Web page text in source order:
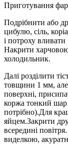
Приготування
Подрібнити або
цибулю, сіль,
і потроху
Накрити
холодильник.
Далі розділити
товщини 1 мм, але
поверхні,
коржа тонкий
потрібно).Для
яйцем.Закрити
всередині
виделкою,